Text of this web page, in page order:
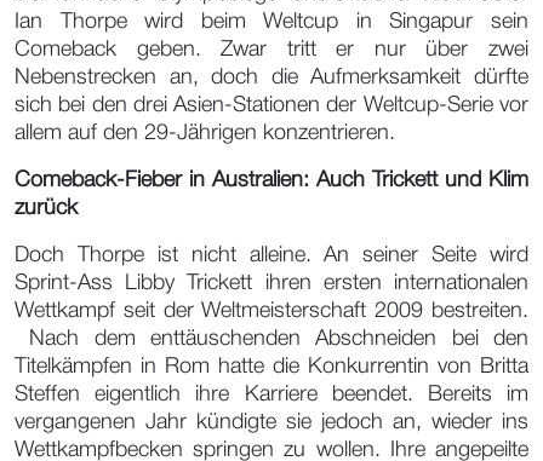
Ian Thorpe wird beim Weltcup in Singapur sein
Comeback geben. Zwar tritt er nur über zwei
Nebenstrecken an, doch die Aufmerksamkeit dürfte
sich bei den drei Asien-Stationen der Weltcup-Serie vor
allem auf den 29-Jährigen konzentrieren.
Comeback-Fieber in Australien: Auch Trickett und Klim
zurück
Doch Thorpe ist nicht alleine. An seiner Seite wird
Sprint-Ass Libby Trickett ihren ersten internationalen
Wettkampf seit der Weltmeisterschaft 2009 bestreiten.
Nach dem enttäuschenden Abschneiden bei den
Titelkämpfen in Rom hatte die Konkurrentin von Britta
Steffen eigentlich ihre Karriere beendet. Bereits im
vergangenen Jahr kündigte sie jedoch an, wieder ins
Wettkampfbecken springen zu wollen. Ihre angepeilte